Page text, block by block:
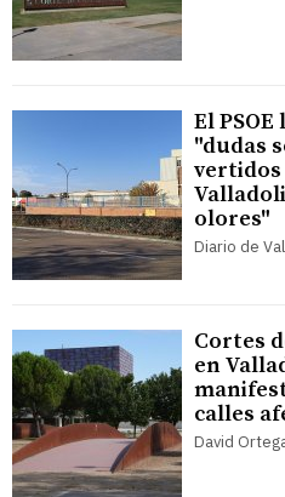
El
"dudas
vertidos
olores"
Diario de
Cortes
en
calles
David